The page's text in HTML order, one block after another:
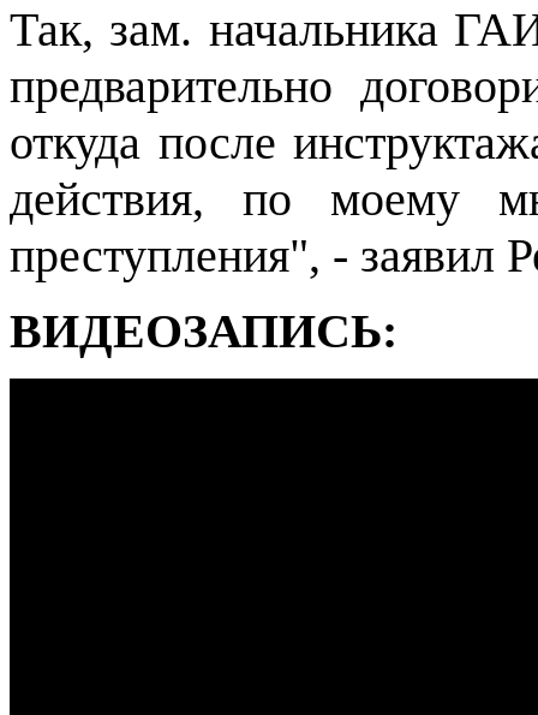
Так, зам. начальника
предварительно
откуда после
действия, по моему
преступления", - заявил
ВИДЕОЗАПИСЬ: